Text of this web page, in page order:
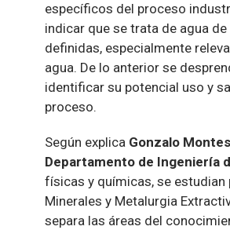
específicos del proceso
indicar que se trata de agua
definidas, especialmente
agua. De lo anterior se
identificar su potencial uso y
proceso.
Según explica Gonzalo
Departamento de Ingeniería
físicas y químicas, se
Minerales y Metalurgia
separa las áreas del